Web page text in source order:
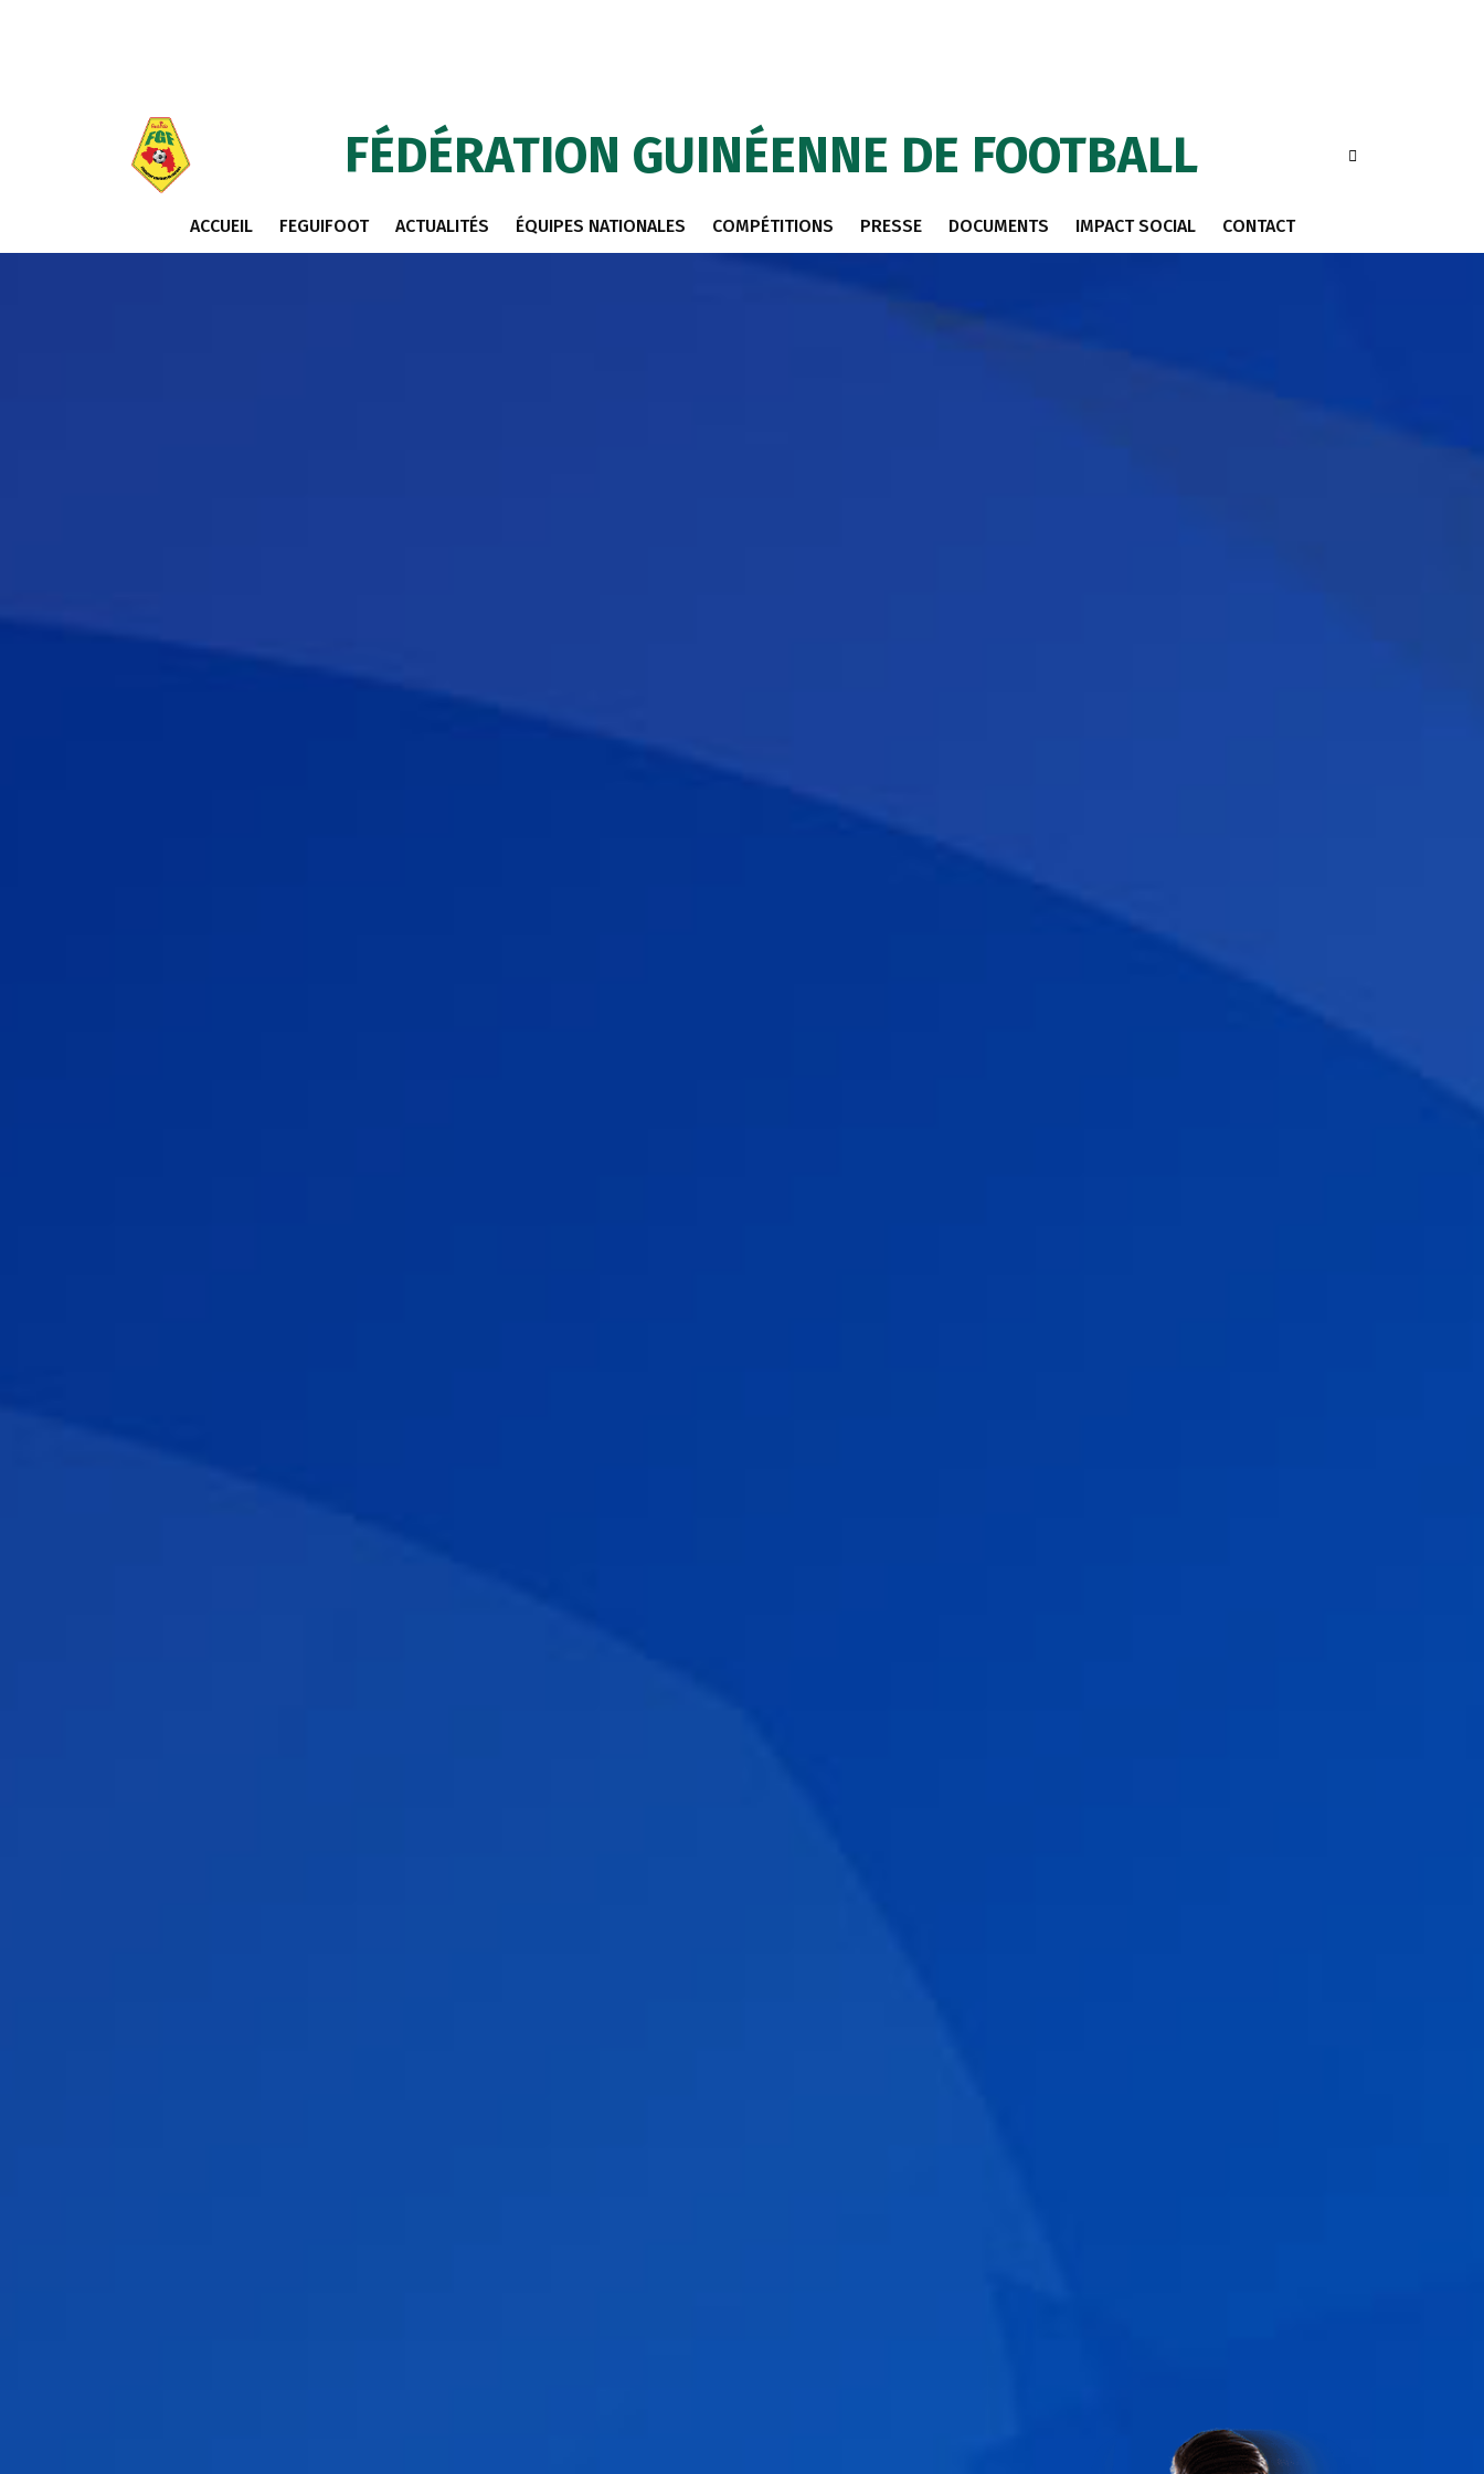
FÉDÉRATION GUINÉENNE DE FOOTBALL
ACCUEIL FEGUIFOOT ACTUALITÉS ÉQUIPES NATIONALES COMPÉTITIONS PRESSE DOCUMENTS IMPACT SOCIAL CONTACT